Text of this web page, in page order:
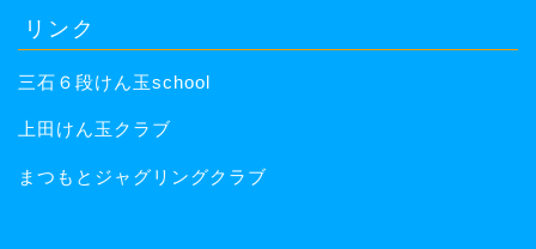
リンク
三石６段けん玉school
上田けん玉クラブ
まつもとジャグリングクラブ